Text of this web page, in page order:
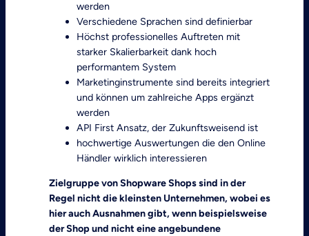
werden
Verschiedene Sprachen sind definierbar
Höchst professionelles Auftreten mit
starker Skalierbarkeit dank hoch
performantem System
Marketinginstrumente sind bereits integriert
und können um zahlreiche Apps ergänzt
werden
API First Ansatz, der Zukunftsweisend ist
hochwertige Auswertungen die den Online
Händler wirklich interessieren
Zielgruppe von Shopware Shops sind in der
Regel nicht die kleinsten Unternehmen, wobei es
hier auch Ausnahmen gibt, wenn beispielsweise
der Shop und nicht eine angebundene